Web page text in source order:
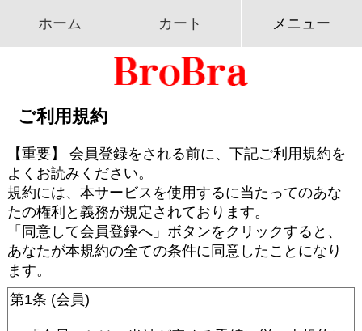
ホーム カート メニュー
ご利用規約
【重要】 会員登録をされる前に、下記ご利用規約を
よくお読みください。
規約には、本サービスを使用するに当たってのあな
たの権利と義務が規定されております。
「同意して会員登録へ」ボタンをクリックすると、
あなたが本規約の全ての条件に同意したことになり
ます。